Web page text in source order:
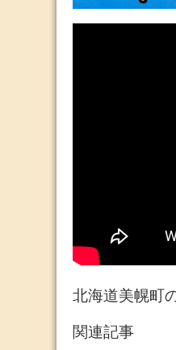
北海道美幌町
関連記事